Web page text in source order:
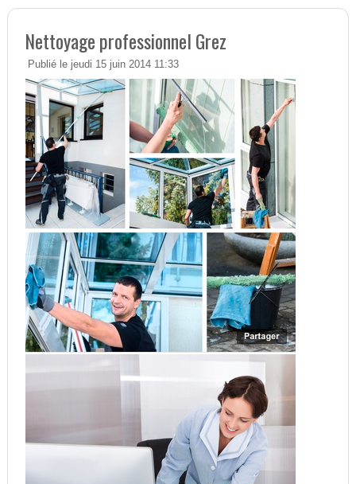
Nettoyage professionnel Grez
Publié le jeudi 15 juin 2014 11:33